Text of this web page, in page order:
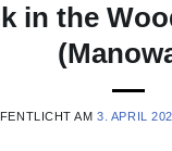
in the
AM3. APRIL